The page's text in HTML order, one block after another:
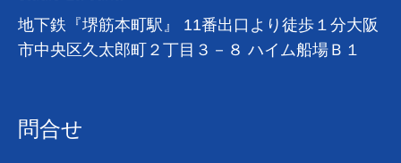
地下鉄『堺筋本町駅』 11番出口より徒歩１分大阪
市中央区久太郎町２丁目３－８ ハイム船場Ｂ１
問合せ